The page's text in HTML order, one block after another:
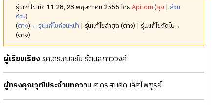
รุ่นแก้ไขเมื่อ 11:28, 28 พฤษภาคม 2555 โดยApirom (คุย | ส่วน
ร่วม)
(ต่าง) ←รุ่นแก้ไขก่อนหน้า | รุ่นแก้ไขล่าสุด (ต่าง) | รุ่นแก้ไขถัดไป→
(ต่าง)
ผู้เรียบเรียงรศ.ดร.กมลชัย รัตนสกาววงศ์
ผู้ทรงคุณวุฒิประจำบทความศ.ดร.สมคิด เลิศไพฑูรย์